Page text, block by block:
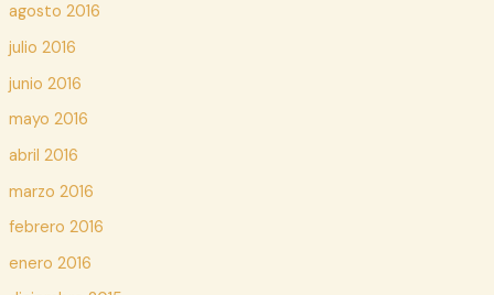
agosto 2016
julio 2016
junio 2016
mayo 2016
abril 2016
marzo 2016
febrero 2016
enero 2016